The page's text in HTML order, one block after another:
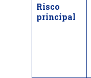
Risco
principal